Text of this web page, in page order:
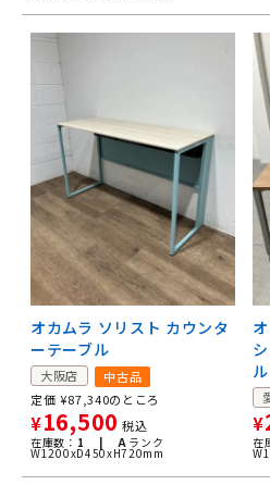
オカムラ ソリスト カウンタ
ーテーブル
大阪店
中古品
定価 ¥87,340のところ
¥16,500 税込
在庫数： 1 | A ランク
W1200xD450xH720mm
ル
¥
在